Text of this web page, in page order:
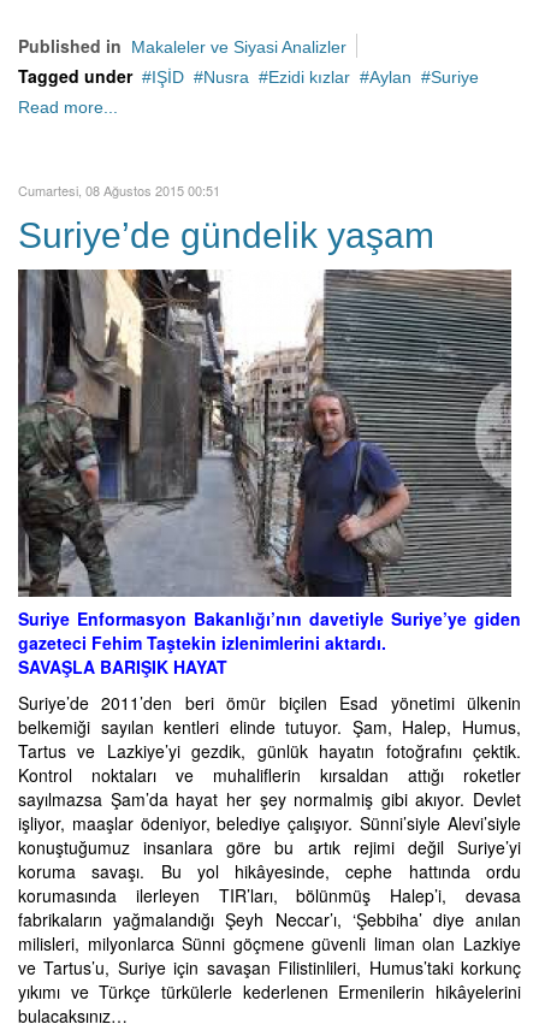
Published in Makaleler ve Siyasi Analizler
Tagged under IŞİD Nusra Ezidi kızlar Aylan
Suriye
Read more...
Cumartesi, 08 Ağustos 2015 00:51
Suriye’de gündelik yaşam
Suriye Enformasyon Bakanlığı’nın davetiyle Suriye’ye giden
gazeteci Fehim Taştekin izlenimlerini aktardı.
SAVAŞLA BARIŞIK HAYAT
Suriye’de 2011’den beri ömür biçilen Esad yönetimi ülkenin
belkemiği sayılan kentleri elinde tutuyor. Şam, Halep, Humus,
Tartus ve Lazkiye’yi gezdik, günlük hayatın fotoğrafını çektik.
Kontrol noktaları ve muhaliflerin kırsaldan attığı roketler
sayılmazsa Şam’da hayat her şey normalmiş gibi akıyor. Devlet
işliyor, maaşlar ödeniyor, belediye çalışıyor. Sünni’siyle Alevi’siyle
konuştuğumuz insanlara göre bu artık rejimi değil Suriye’yi
koruma savaşı. Bu yol hikâyesinde, cephe hattında ordu
korumasında ilerleyen TIR’ları, bölünmüş Halep’i, devasa
fabrikaların yağmalandığı Şeyh Neccar’ı, ‘Şebbiha’ diye anılan
milisleri, milyonlarca Sünni göçmene güvenli liman olan Lazkiye
ve Tartus’u, Suriye için savaşan Filistinlileri, Humus’taki korkunç
yıkımı ve Türkçe türkülerle kederlenen Ermenilerin hikâyelerini
bulacaksınız…